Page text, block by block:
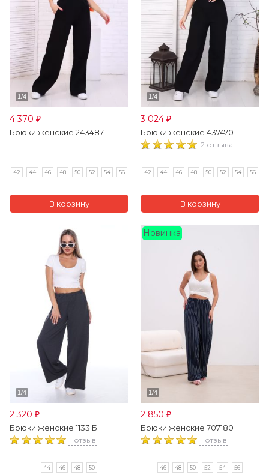
4 370 ₽
Брюки женские 243487
42 44 46 48 50 52 54 56
3 024 ₽
Брюки женские 437470
2 отзыва
42 44 46 48 50 52 54 56
2 320 ₽
Брюки женские 1133 Б
1 отзыв
44 46 48 50
Новинка
2 850 ₽
Брюки женские 707180
1 отзыв
46 48 50 52 54 56